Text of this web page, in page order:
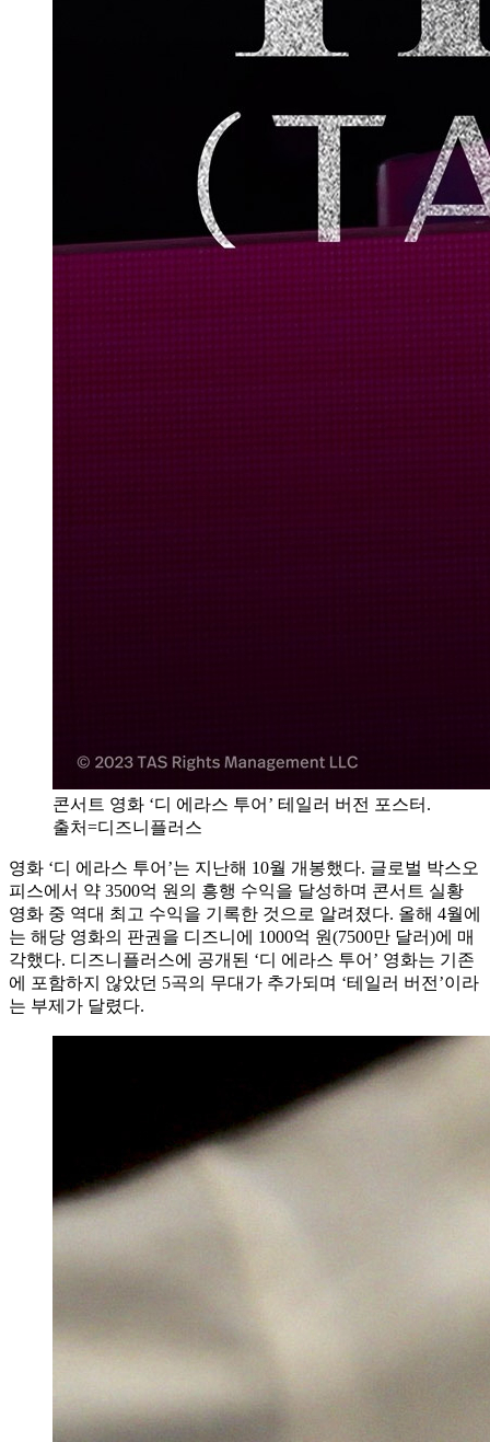
콘서트 영화 ‘디 에라스 투어’ 테일러 버전 포스터.
출처=디즈니플러스
영화 ‘디 에라스 투어’는 지난해 10월 개봉했다. 글로벌 박스오
피스에서 약 3500억 원의 흥행 수익을 달성하며 콘서트 실황
영화 중 역대 최고 수익을 기록한 것으로 알려졌다. 올해 4월에
는 해당 영화의 판권을 디즈니에 1000억 원(7500만 달러)에 매
각했다. 디즈니플러스에 공개된 ‘디 에라스 투어’ 영화는 기존
에 포함하지 않았던 5곡의 무대가 추가되며 ‘테일러 버전’이라
는 부제가 달렸다.